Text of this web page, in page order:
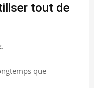
tout de
que